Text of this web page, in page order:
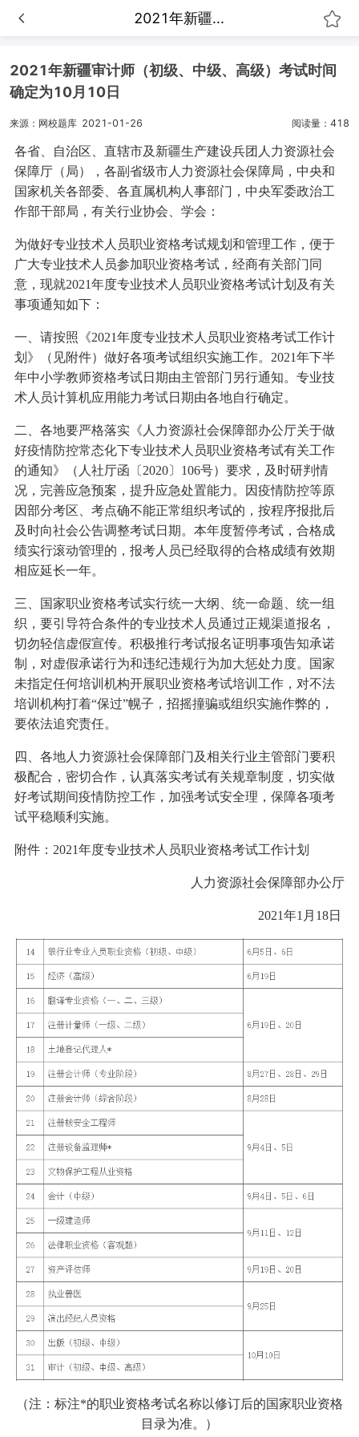
2021年新疆...
2021年新疆审计师（初级、中级、高级）考试时间
确定为10月10日
来源：网校题库 2021-01-26 阅读量：418
各省、自治区、直辖市及新疆生产建设兵团人力资源社会
保障厅（局），各副省级市人力资源社会保障局，中央和
国家机关各部委、各直属机构人事部门，中央军委政治工
作部干部局，有关行业协会、学会：
为做好专业技术人员职业资格考试规划和管理工作，便于
广大专业技术人员参加职业资格考试，经商有关部门同
意，现就2021年度专业技术人员职业资格考试计划及有关
事项通知如下：
一、请按照《2021年度专业技术人员职业资格考试工作计
划》（见附件）做好各项考试组织实施工作。2021年下半
年中小学教师资格考试日期由主管部门另行通知。专业技
术人员计算机应用能力考试日期由各地自行确定。
二、各地要严格落实《人力资源社会保障部办公厅关于做
好疫情防控常态化下专业技术人员职业资格考试有关工作
的通知》（人社厅函〔2020〕106号）要求，及时研判情
况，完善应急预案，提升应急处置能力。因疫情防控等原
因部分考区、考点确不能正常组织考试的，按程序报批后
及时向社会公告调整考试日期。本年度暂停考试，合格成
绩实行滚动管理的，报考人员已经取得的合格成绩有效期
相应延长一年。
三、国家职业资格考试实行统一大纲、统一命题、统一组
织，要引导符合条件的专业技术人员通过正规渠道报名，
切勿轻信虚假宣传。积极推行考试报名证明事项告知承诺
制，对虚假承诺行为和违纪违规行为加大惩处力度。国家
未指定任何培训机构开展职业资格考试培训工作，对不法
培训机构打着“保过”幌子，招摇撞骗或组织实施作弊的，
要依法追究责任。
四、各地人力资源社会保障部门及相关行业主管部门要积
极配合，密切合作，认真落实考试有关规章制度，切实做
好考试期间疫情防控工作，加强考试安全理，保障各项考
试平稳顺利实施。
附件：2021年度专业技术人员职业资格考试工作计划
人力资源社会保障部办公厅
2021年1月18日
（注：标注*的职业资格考试名称以修订后的国家职业资格
目录为准。）